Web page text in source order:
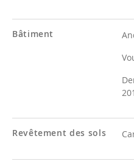
Bâtiment
Revêtement des sols